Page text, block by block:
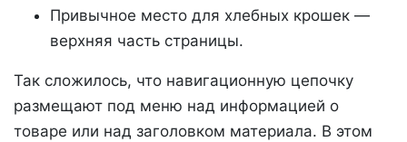
Привычное место для хлебных крошек —
верхняя часть страницы.
Так сложилось, что навигационную цепочку
размещают под меню над информацией о
товаре или над заголовком материала. В этом